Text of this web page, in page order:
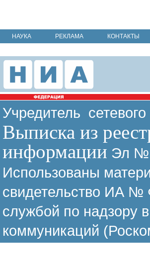
НАУКА РЕКЛАМА КОНТАКТЫ
Учредитель
Выписка из
информации Эл №
Использованы
свидетельство ИА №
службой по надзору
коммуникаций